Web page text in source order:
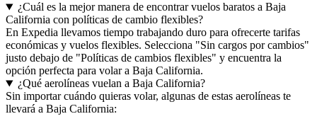
¿Cuál es la mejor manera de encontrar vuelos baratos a Baja
California con políticas de cambio flexibles?
En Expedia llevamos tiempo trabajando duro para ofrecerte tarifas
económicas y vuelos flexibles. Selecciona "Sin cargos por cambios"
justo debajo de "Políticas de cambios flexibles" y encuentra la
opción perfecta para volar a Baja California.
¿Qué aerolíneas vuelan a Baja California?
Sin importar cuándo quieras volar, algunas de estas aerolíneas te
llevará a Baja California: